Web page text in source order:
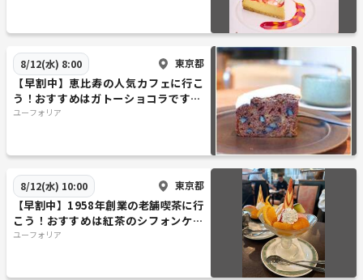
8/12(水) 8:00 東京都
【早割中】恵比寿の人気カフェに行こ
う！おすすめはガトーショコラです🌺
🌺
ユーフォリア
8/12(水) 10:00 東京都
【早割中】1958年創業の老舗喫茶に行
こう！おすすめは紅茶のシフォンケー
キ🌸🌸🌸
ユーフォリア